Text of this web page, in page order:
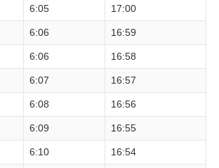
6:05 17:00
6:06 16:59
6:06 16:58
6:07 16:57
6:08 16:56
6:09 16:55
6:10 16:54